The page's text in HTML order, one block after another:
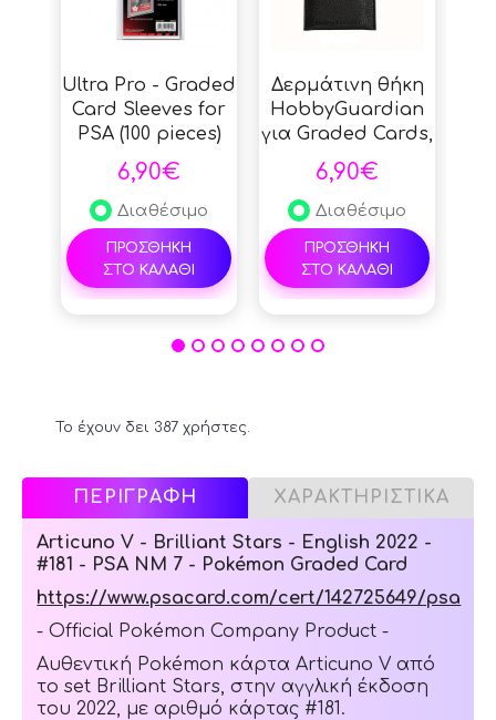
Το έχουν δει 387 χρήστες.
Ultra Pro - Graded
Card Sleeves for
PSA (100 pieces)
6,90€
Διαθέσιμο
ΠΡΟΣΘΗΚΗ
ΣΤΟ ΚΑΛΑΘΙ
Δερμάτινη θήκη
HobbyGuardian
για Graded Cards,
Συλλογή
StreetRules για
PSA, BGS Slabs,
Προστασία
συλλεκτικών
καρτών - Black
6,90€
Διαθέσιμο
ΠΡΟΣΘΗΚΗ
ΣΤΟ ΚΑΛΑΘΙ
ΠΕΡΙΓΡΑΦΗ ΧΑΡΑΚΤΗΡΙΣΤΙΚΑ
Articuno V - Brilliant Stars - English 2022 -
#181 - PSA NM 7 - Pokémon Graded Card
https://www.psacard.com/cert/142725649/psa
- Official Pokémon Company Product -
Αυθεντική Pokémon κάρτα Articuno V από
το set Brilliant Stars, στην αγγλική έκδοση
του 2022, με αριθμό κάρτας #181.